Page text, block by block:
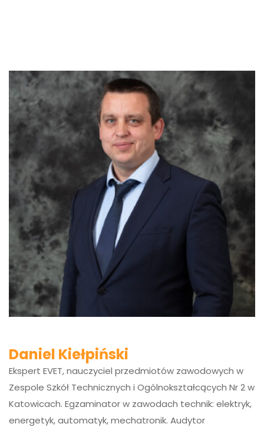
Daniel Kiełpiński
Ekspert EVET, nauczyciel przedmiotów zawodowych w
Zespole Szkół Technicznych i Ogólnokształcących Nr 2 w
Katowicach. Egzaminator w zawodach technik: elektryk,
energetyk, automatyk, mechatronik. Audytor